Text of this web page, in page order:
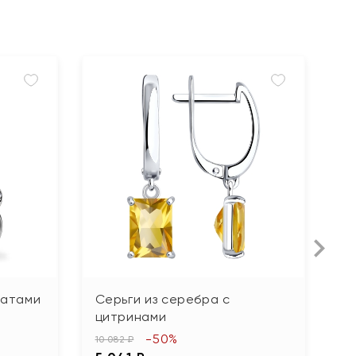
Серьги из серебра с
цитринами
10 082 ₽ -50%